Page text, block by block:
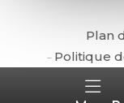
Plan
Politique